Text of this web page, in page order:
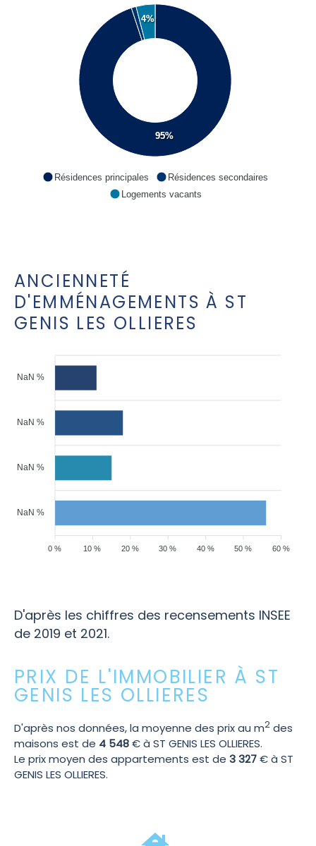
95%
4%
Résidences principales
Résidences secondaires
Logements vacants
ANCIENNETÉ
D'EMMÉNAGEMENTS À ST
GENIS LES OLLIERES
NaN %
NaN %
NaN %
NaN %
60 %
50 %
40 %
30 %
20 %
10 %
0 %
D'après les chiffres des recensements INSEE
de 2019 et 2021.
PRIX DE L'IMMOBILIER À ST
GENIS LES OLLIERES
D'après nos données, la moyenne des prix au m2 des
maisons est de 4 548€ à ST GENIS LES OLLIERES.
Le prix moyen des appartements est de 3 327€ à ST
GENIS LES OLLIERES.